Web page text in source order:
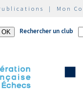
| Mon
Rechercher un club